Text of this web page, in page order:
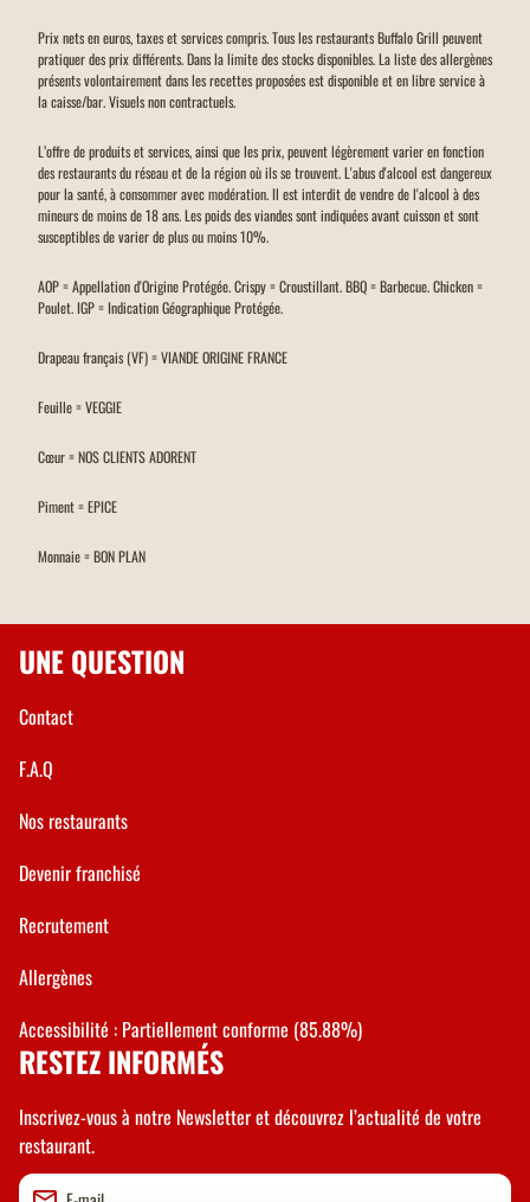
Prix nets en euros, taxes et services compris. Tous les restaurants Buffalo Grill peuvent
pratiquer des prix différents. Dans la limite des stocks disponibles. La liste des allergènes
présents volontairement dans les recettes proposées est disponible et en libre service à
la caisse/bar. Visuels non contractuels.
L’offre de produits et services, ainsi que les prix, peuvent légèrement varier en fonction
des restaurants du réseau et de la région où ils se trouvent. L'abus d'alcool est dangereux
pour la santé, à consommer avec modération. Il est interdit de vendre de l'alcool à des
mineurs de moins de 18 ans. Les poids des viandes sont indiquées avant cuisson et sont
susceptibles de varier de plus ou moins 10%.
AOP = Appellation d'Origine Protégée. Crispy = Croustillant. BBQ = Barbecue. Chicken =
Poulet. IGP = Indication Géographique Protégée.
Drapeau français (VF) = VIANDE ORIGINE FRANCE
Feuille = VEGGIE
Cœur = NOS CLIENTS ADORENT
Piment = EPICE
Monnaie = BON PLAN
UNE QUESTION
Contact
F.A.Q
Nos restaurants
Devenir franchisé
Recrutement
Allergènes
Accessibilité : Partiellement conforme (85.88%)
RESTEZ INFORMÉS
Inscrivez-vous à notre Newsletter et découvrez l’actualité de votre
restaurant.